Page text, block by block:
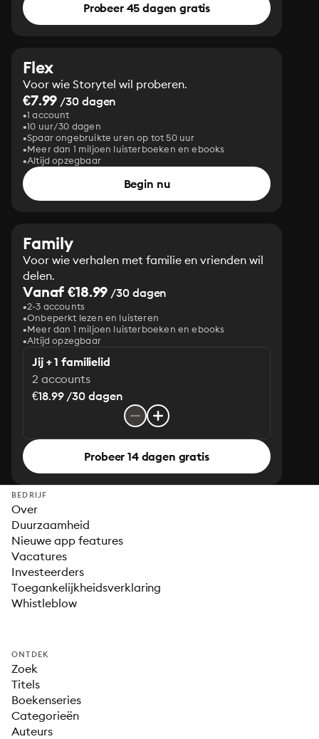
Probeer 45 dagen gratis
Flex
Voor wie Storytel wil proberen.
€7.99 /30 dagen
1 account
10 uur/30 dagen
Spaar ongebruikte uren op tot 50 uur
Meer dan 1 miljoen luisterboeken en ebooks
Altijd opzegbaar
Begin nu
Family
Voor wie verhalen met familie en vrienden wil
delen.
Vanaf €18.99 /30 dagen
2-3 accounts
Onbeperkt lezen en luisteren
Meer dan 1 miljoen luisterboeken en ebooks
Altijd opzegbaar
Jij + 1 familielid
2 accounts
€18.99 /30 dagen
Probeer 14 dagen gratis
BEDRIJF
Over
Duurzaamheid
Nieuwe app features
Vacatures
Investeerders
Toegankelijkheidsverklaring
Whistleblow
ONTDEK
Zoek
Titels
Boekenseries
Categorieën
Auteurs